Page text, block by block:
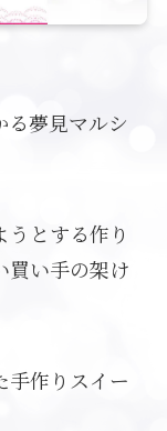
る夢見マルシ
とする作り
買い手の架け
手作りスイー